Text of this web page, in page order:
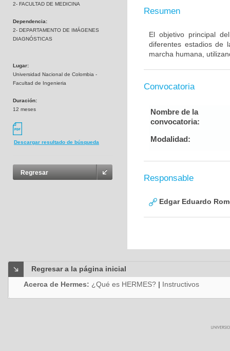
2- FACULTAD DE MEDICINA
Dependencia:
2- DEPARTAMENTO DE IMÁGENES
DIAGNÓSTICAS
Lugar:
Universidad Nacional de Colombia -
Facultad de Ingenieria
Duración:
12 meses
Descargar resultado de búsqueda
Regresar
Resumen
El objetivo principal
diferentes estadios de
marcha humana,
Convocatoria
Nombre de la
convocatoria:
Modalidad:
Responsable
Edgar Eduardo
Regresar a la página inicial
Acerca de Hermes: ¿Qué es HERMES? | Instructivos